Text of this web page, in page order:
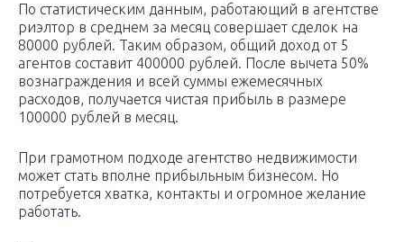
По статистическим данным, работающий в агентстве
риэлтор в среднем за месяц совершает сделок на
80000 рублей. Таким образом, общий доход от 5
агентов составит 400000 рублей. После вычета 50%
вознаграждения и всей суммы ежемесячных
расходов, получается чистая прибыль в размере
100000 рублей в месяц.
При грамотном подходе агентство недвижимости
может стать вполне прибыльным бизнесом. Но
потребуется хватка, контакты и огромное желание
работать.